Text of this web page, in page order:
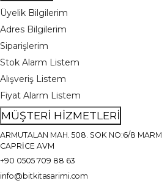
Üyelik Bilgilerim
Adres Bilgilerim
Siparişlerim
Stok Alarm Listem
Alışveriş Listem
Fiyat Alarm Listem
MÜŞTERİ HİZMETLERİ
ARMUTALAN MAH. 508. SOK NO:6/8
CAPRİCE AVM
+90 0505 709 88 63
info@bitkitasarimi.com